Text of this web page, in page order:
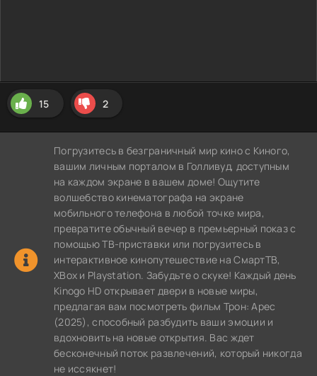
15 2
Погрузитесь в безграничный мир кино с Киного,
вашим личным порталом в Голливуд, доступным
на каждом экране в вашем доме! Ощутите
волшебство кинематографа на экране
мобильного телефона в любой точке мира,
превратите обычный вечер в премьерный показ с
помощью ТВ-приставки или погрузитесь в
интерактивное кинопутешествие на СмартТВ,
XBox и Playstation. Забудьте о скуке! Каждый день
Kinogo HD открывает двери в новые миры,
предлагая вам посмотреть фильм Трон: Арес
(2025), способный разбудить ваши эмоции и
вдохновить на новые открытия. Вас ждет
бесконечный поток развлечений, который никогда
не иссякнет!